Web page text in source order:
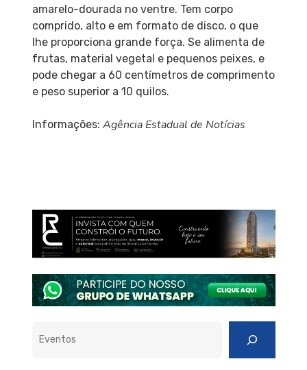
amarelo-dourada no ventre. Tem corpo
comprido, alto e em formato de disco, o que
lhe proporciona grande força. Se alimenta de
frutas, material vegetal e pequenos peixes, e
pode chegar a 60 centímetros de comprimento
e peso superior a 10 quilos.
Informações: Agência Estadual de Notícias